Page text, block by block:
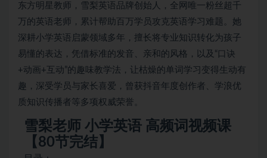
东方明星教师，雪梨英语品牌创始人，全网唯一粉丝超千
万的英语老师，累计帮助百万学员攻克英语学习难题。她
深耕小学英语启蒙领域多年，擅长将专业知识转化为孩子
易懂的表达，凭借标准的发音、亲和的风格，以及“口诀
+动画+互动”的趣味教学法，让枯燥的单词学习变得生动有
趣，深受学员与家长喜爱，曾获抖音年度创作者、学浪优
质知识传播者等多项权威荣誉。
雪梨老师 小学英语 高频词视频课
【80节完结】